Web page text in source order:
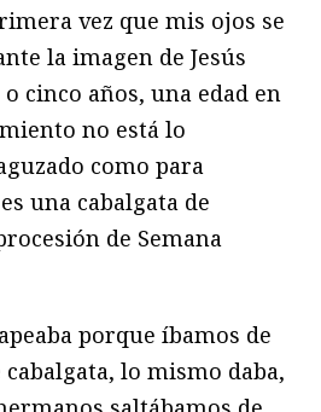
vez que mis ojos se
la imagen de Jesús
cinco años, una edad en
no está lo
como para
una cabalgata de
de Semana
porque íbamos de
lo mismo daba,